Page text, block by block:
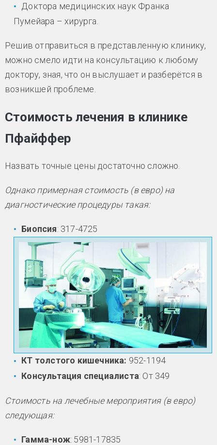
Доктора медицинских наук Франка
Пумейара – хирурга.
Решив отправиться в представленную клинику,
можно смело идти на консультацию к любому
доктору, зная, что он выслушает и разберётся в
возникшей проблеме.
Стоимость лечения в клинике
Пфайффер
Назвать точные цены достаточно сложно.
Однако примерная стоимость (в евро) на
диагностические процедуры такая:
Биопсия: 317-4725
КТ толстого кишечника: 952-1194
Консультация специалиста: От 349
Стоимость на лечебные мероприятия (в евро)
следующая:
Гамма-нож: 5981-17835